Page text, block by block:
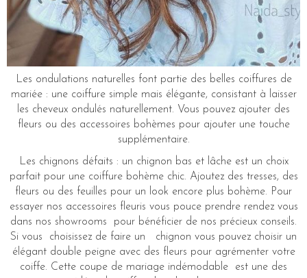
Les ondulations naturelles font partie des belles coiffures de
mariée : une coiffure simple mais élégante, consistant à laisser
les cheveux ondulés naturellement. Vous pouvez ajouter des
fleurs ou des accessoires bohèmes pour ajouter une touche
supplémentaire.
Les chignons défaits : un chignon bas et lâche est un choix
parfait pour une coiffure bohème chic. Ajoutez des tresses, des
fleurs ou des feuilles pour un look encore plus bohème. Pour
essayer nos accessoires fleuris vous pouce prendre rendez vous
dans nos showrooms pour bénéficier de nos précieux conseils.
Si vous choisissez de faire un chignon vous pouvez choisir un
élégant double peigne avec des fleurs pour agrémenter votre
coiffe. Cette coupe de mariage indémodable est une des